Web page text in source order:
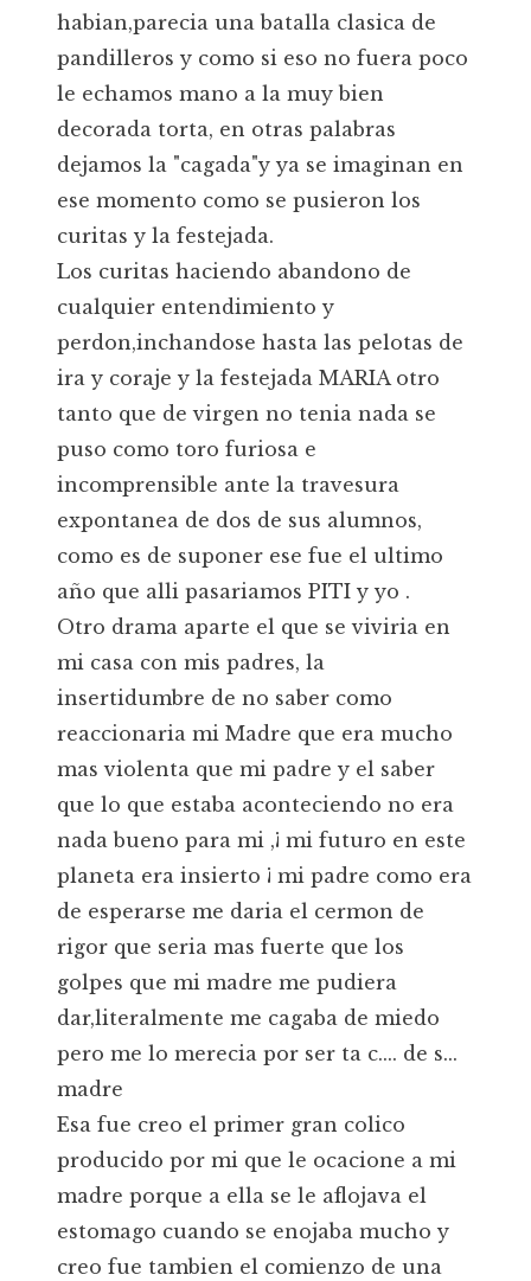
habian,parecia una batalla clasica de
pandilleros y como si eso no fuera poco
le echamos mano a la muy bien
decorada torta, en otras palabras
dejamos la "cagada"y ya se imaginan en
ese momento como se pusieron los
curitas y la festejada.
Los curitas haciendo abandono de
cualquier entendimiento y
perdon,inchandose hasta las pelotas de
ira y coraje y la festejada MARIA otro
tanto que de virgen no tenia nada se
puso como toro furiosa e
incomprensible ante la travesura
expontanea de dos de sus alumnos,
como es de suponer ese fue el ultimo
año que alli pasariamos PITI y yo .
Otro drama aparte el que se viviria en
mi casa con mis padres, la
insertidumbre de no saber como
reaccionaria mi Madre que era mucho
mas violenta que mi padre y el saber
que lo que estaba aconteciendo no era
nada bueno para mi ,¡ mi futuro en este
planeta era insierto ¡ mi padre como era
de esperarse me daria el cermon de
rigor que seria mas fuerte que los
golpes que mi madre me pudiera
dar,literalmente me cagaba de miedo
pero me lo merecia por ser ta c.... de s...
madre
Esa fue creo el primer gran colico
producido por mi que le ocacione a mi
madre porque a ella se le aflojava el
estomago cuando se enojaba mucho y
creo fue tambien el comienzo de una